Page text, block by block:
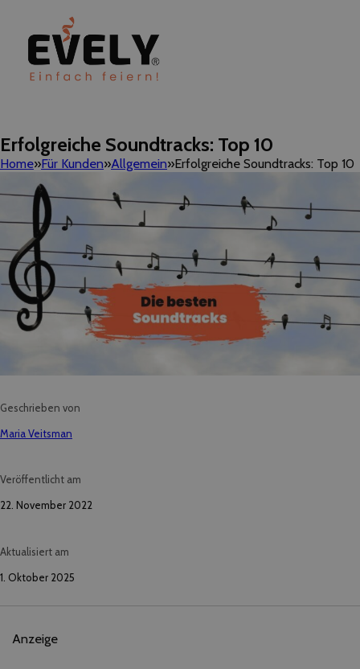
Erfolgreiche Soundtracks: Top 10
Home Für Kunden Allgemein Erfolgreiche Soundtracks: Top 10
Geschrieben von
Maria Veitsman
Veröffentlicht am
22. November 2022
Aktualisiert am
1. Oktober 2025
Anzeige